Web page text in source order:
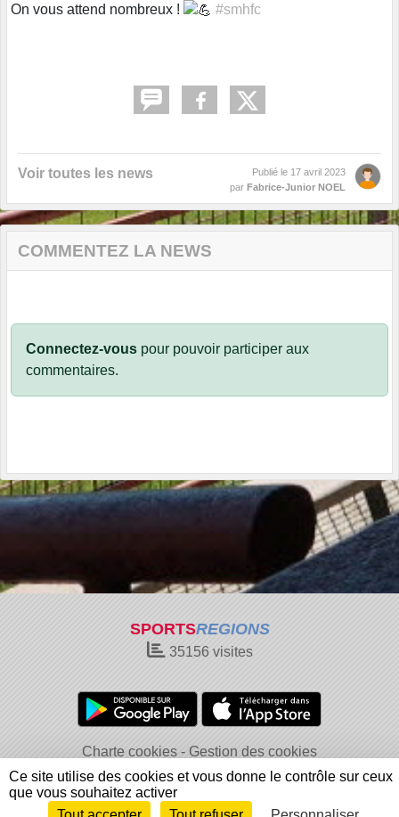
On vous attend nombreux ! #smhfc
Voir toutes les news Publié le 17 avril 2023
par Fabrice-Junior NOEL
COMMENTEZ LA NEWS
Connectez-vous pour pouvoir participer aux
commentaires.
SPORTSREGIONS
35156visites
Charte cookies
Gestion des cookies
Informations légales
Signaler un contenu inapproprié
Ce site utilise des cookies et vous donne le contrôle sur ceux
que vous souhaitez activer